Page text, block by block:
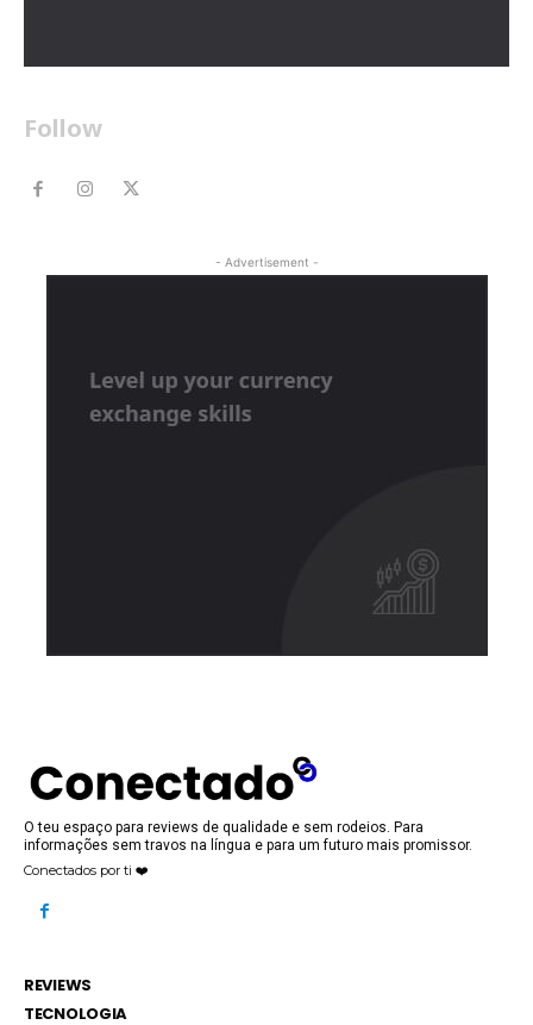
Follow
- Advertisement -
O teu espaço para reviews de qualidade e sem rodeios. Para
informações sem travos na língua e para um futuro mais promissor.
Conectados por ti ❤️
REVIEWS
TECNOLOGIA